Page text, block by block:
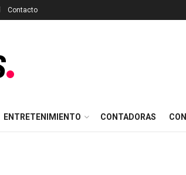
Contacto
ENTRETENIMIENTO CONTADORAS